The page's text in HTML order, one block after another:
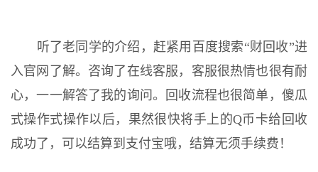
听了老同学的介绍，赶紧用百度搜索“财回收”进
入官网了解。咨询了在线客服，客服很热情也很有耐
心，一一解答了我的询问。回收流程也很简单，傻瓜
式操作式操作以后，果然很快将手上的Q币卡给回收
成功了，可以结算到支付宝哦，结算无须手续费！